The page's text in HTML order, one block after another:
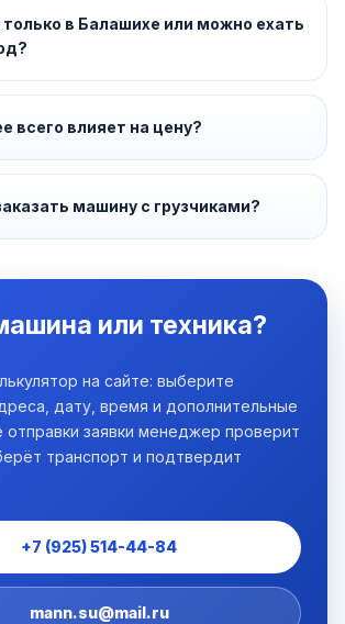
в Балашихе или можно ехать
всего влияет на цену?
машину с грузчиками?
или техника?
на сайте: выберите
дату, время и дополнительные
отправки заявки менеджер проверит
транспорт и подтвердит
+7 (925) 514-44-84
mann.su@mail.ru